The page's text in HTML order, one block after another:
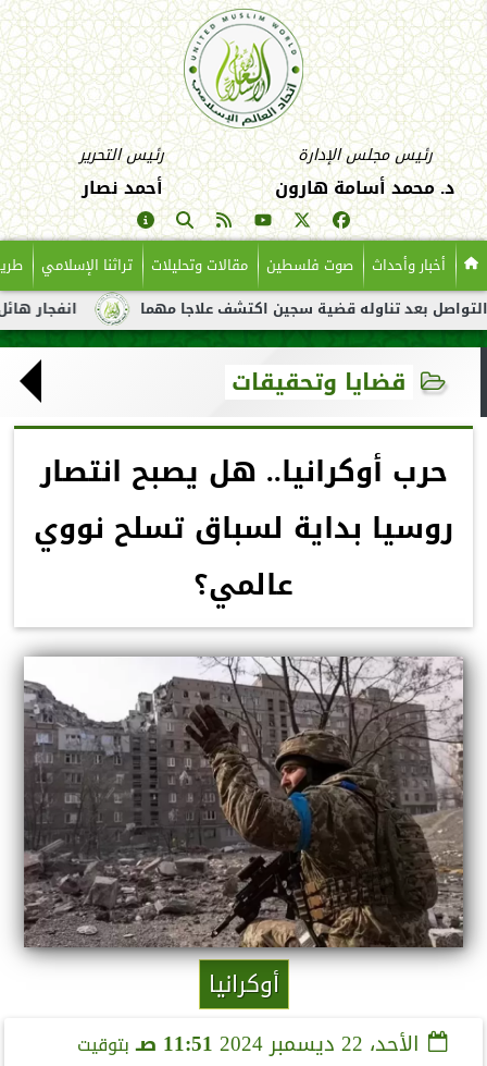
رئيس مجلس الإدارة
د. محمد أسامة هارون
رئيس التحرير
أحمد نصار
أخبار وأحداث صوت فلسطين مقالات وتحليلات تراثنا الإسلامي
انفجار هائل لناقلة تناوله قضية سجين اكتشف علاجا مهما
قضايا وتحقيقات
حرب أوكرانيا.. هل يصبح انتصار
روسيا بداية لسباق تسلح نووي
عالمي؟
أوكرانيا
الأحد، 22 ديسمبر 2024 11:51 صـ
بتوقيت